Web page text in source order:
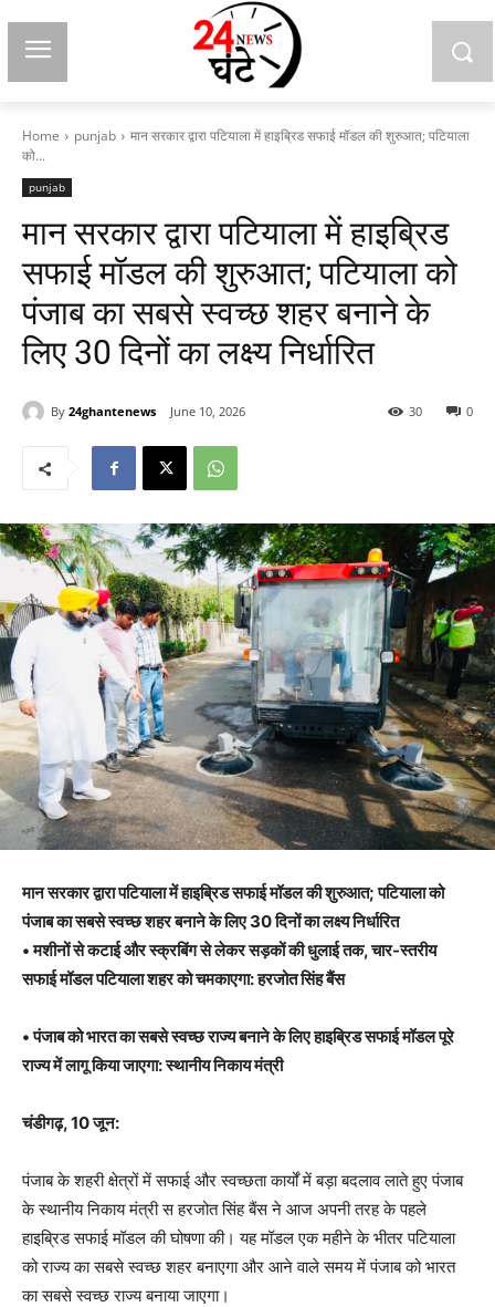
Home punjab
मान सरकार द्वारा पटियाला में हाइब्रिड सफाई मॉडल की शुरुआत; पटियाला
को...
punjab
मान सरकार द्वारा पटियाला में हाइब्रिड
सफाई मॉडल की शुरुआत; पटियाला को
पंजाब का सबसे स्वच्छ शहर बनाने के
लिए 30 दिनों का लक्ष्य निर्धारित
By 24ghantenews June 10, 2026 0
30
मान सरकार द्वारा पटियाला में हाइब्रिड सफाई मॉडल की शुरुआत; पटियाला को
पंजाब का सबसे स्वच्छ शहर बनाने के लिए 30 दिनों का लक्ष्य निर्धारित
• मशीनों से कटाई और स्क्रबिंग से लेकर सड़कों की धुलाई तक, चार-स्तरीय
सफाई मॉडल पटियाला शहर को चमकाएगा: हरजोत सिंह बैंस
• पंजाब को भारत का सबसे स्वच्छ राज्य बनाने के लिए हाइब्रिड सफाई मॉडल पूरे
राज्य में लागू किया जाएगा: स्थानीय निकाय मंत्री
चंडीगढ़, 10 जून:
पंजाब के शहरी क्षेत्रों में सफाई और स्वच्छता कार्यों में बड़ा बदलाव लाते हुए पंजाब
के स्थानीय निकाय मंत्री स हरजोत सिंह बैंस ने आज अपनी तरह के पहले
हाइब्रिड सफाई मॉडल की घोषणा की। यह मॉडल एक महीने के भीतर पटियाला
को राज्य का सबसे स्वच्छ शहर बनाएगा और आने वाले समय में पंजाब को भारत
का सबसे स्वच्छ राज्य बनाया जाएगा।